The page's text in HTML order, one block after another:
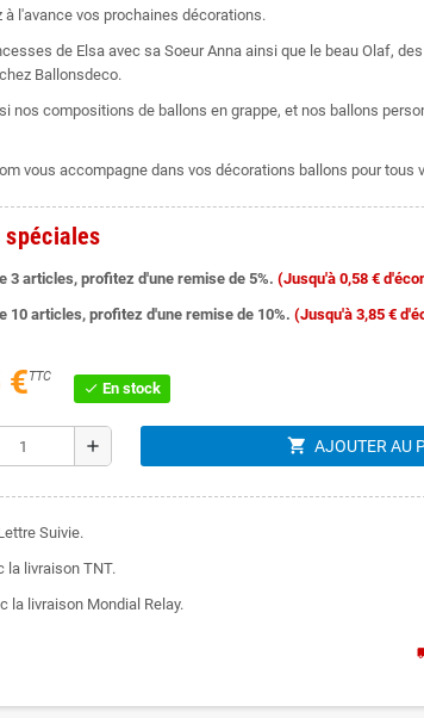
à l'avance vos prochaines décorations.
de Elsa avec sa Soeur Anna ainsi que le beau Olaf,
Ballonsdeco.
nos compositions de ballons en grappe, et nos ballons
vous accompagne dans vos décorations ballons pour tous
3 articles, profitez d'une remise de 5%. (Jusqu'à 0,58 €
10 articles, profitez d'une remise de 10%. (Jusqu'à 3,85 €
€TTC
check En stock
add shopping_cart AJOUTER AU
Suivie.
la livraison TNT.
la livraison Mondial Relay.